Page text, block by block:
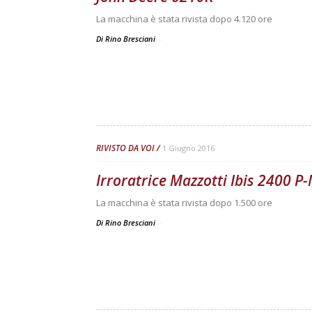
La macchina è stata rivista dopo 4.120 ore
Di Rino Bresciani -
RIVISTO DA VOI 1 Giugno 2016
Irroratrice Mazzotti Ibis 2400 P-
La macchina è stata rivista dopo 1.500 ore
Di Rino Bresciani -